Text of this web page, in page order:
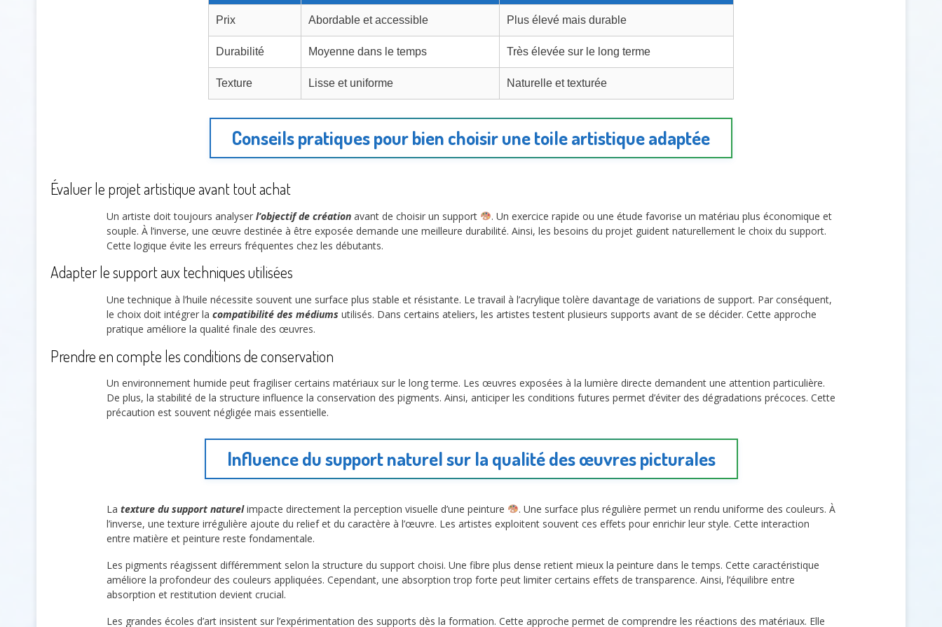
Prix Abordable et accessible Plus élevé mais durable
Durabilité Moyenne dans le temps Très élevée sur le long terme
Texture Lisse et uniforme Naturelle et texturée
Conseils pratiques pour bien choisir une toile artistique adaptée
Évaluer le projet artistique avant tout achat
Un artiste doit toujours analyser l’objectif de création avant de choisir un support
. Un exercice rapide ou une étude favorise un matériau plus économique et
souple. À l’inverse, une œuvre destinée à être exposée demande une meilleure durabilité. Ainsi, les besoins du projet guident naturellement le choix du support.
Cette logique évite les erreurs fréquentes chez les débutants.
Adapter le support aux techniques utilisées
Une technique à l’huile nécessite souvent une surface plus stable et résistante. Le travail à l’acrylique tolère davantage de variations de support. Par conséquent,
le choix doit intégrer la compatibilité des médiums utilisés. Dans certains ateliers, les artistes testent plusieurs supports avant de se décider. Cette approche
pratique améliore la qualité finale des œuvres.
Prendre en compte les conditions de conservation
Un environnement humide peut fragiliser certains matériaux sur le long terme. Les œuvres exposées à la lumière directe demandent une attention particulière.
De plus, la stabilité de la structure influence la conservation des pigments. Ainsi, anticiper les conditions futures permet d’éviter des dégradations précoces. Cette
précaution est souvent négligée mais essentielle.
Influence du support naturel sur la qualité des œuvres picturales
La texture du support naturelimpacte directement la perception visuelle d’une peinture
. Une surface plus régulière permet un rendu uniforme des couleurs. À
l’inverse, une texture irrégulière ajoute du relief et du caractère à l’œuvre. Les artistes exploitent souvent ces effets pour enrichir leur style. Cette interaction
entre matière et peinture reste fondamentale.
Les pigments réagissent différemment selon la structure du support choisi. Une fibre plus dense retient mieux la peinture dans le temps. Cette caractéristique
améliore la profondeur des couleurs appliquées. Cependant, une absorption trop forte peut limiter certains effets de transparence. Ainsi, l’équilibre entre
absorption et restitution devient crucial.
Les grandes écoles d’art insistent sur l’expérimentation des supports dès la formation. Cette approche permet de comprendre les réactions des matériaux. Elle